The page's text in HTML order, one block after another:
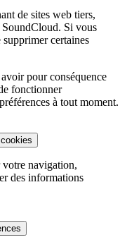
de sites web tiers,
Si vous
certaines
pour conséquence
fonctionner
à tout moment.
navigation,
des informations